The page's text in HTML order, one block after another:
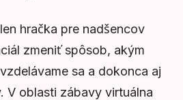
hračka pre nadšencov
zmeniť spôsob, akým
sa a dokonca aj
V oblasti zábavy virtuálna